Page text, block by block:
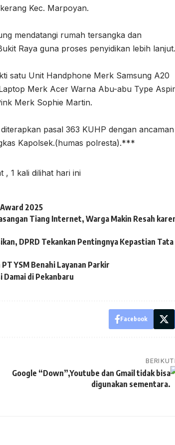
Kec. Marpoyan.
mendatangi rumah tersangka dan
Raya guna proses penyidikan lebih lanjut.
satu Unit Handphone Merk Samsung A20
Merk Acer Warna Abu-abu Type
Merk Sophie Martin.
pasal 363 KUHP dengan ancaman
Kapolsek.(humas polresta).***
, 1 kali dilihat hari ini
2025
Tiang Internet, Warga Makin Resah
DPRD Tekankan Pentingnya Kepastian Tata
YSM Benahi Layanan Parkir
Damai di Pekanbaru
Facebook
Google “Down”,Youtube dan Gmail tidak bisa
digunakan sementara.